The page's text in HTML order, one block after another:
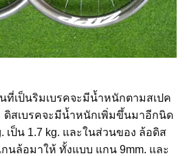
ที่เป็นริมเบรคจะมีน้ำหนักตามสเปค
ดิสเบรคจะมีน้ำหนักเพิ่มขึ้นมาอีกนิด
ป็น 1.7 kg. และในส่วนของ ล้อดิส
ล้อมาให้ ทั้งแบบ แกน 9mm. และ